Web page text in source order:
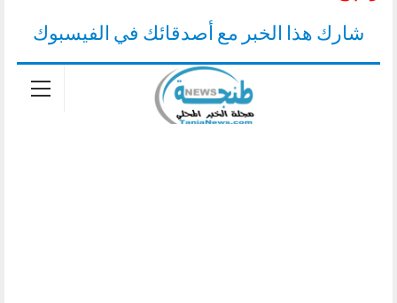
شارك هذا الخبر مع أصدقائك في الفيسبوك